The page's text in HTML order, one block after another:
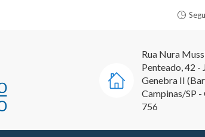
Rua Nura
Penteado, 42 -
Genebra II
Campinas/SP -
756